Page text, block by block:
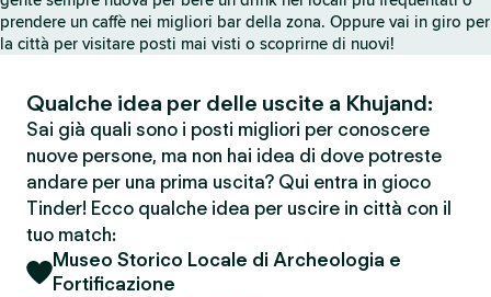
prendere un caffè nei migliori bar della zona. Oppure vai in giro per
la città per visitare posti mai visti o scoprirne di nuovi!
Qualche idea per delle uscite a Khujand:
Sai già quali sono i posti migliori per conoscere
nuove persone, ma non hai idea di dove potreste
andare per una prima uscita? Qui entra in gioco
Tinder! Ecco qualche idea per uscire in città con il
tuo match:
Museo Storico Locale di Archeologia e
Fortificazione